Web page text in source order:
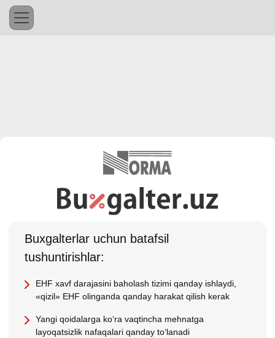
Buхgalterlar uchun batafsil
tushuntirishlar:
EHF хavf darajasini baholash tizimi qanday ishlaydi,
«qizil» EHF olinganda qanday harakat qilish kerak
Yangi qoidalarga koʻra vaqtincha mehnatga
layoqatsizlik nafaqalari qanday toʻlanadi